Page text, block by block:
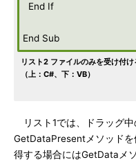
End If
End Sub
リスト2 ファイルのみを受け付
（上：C#、下：VB）
リスト1では、ドラッグ
GetDataPresentメソッド
得する場合にはGetDataメ